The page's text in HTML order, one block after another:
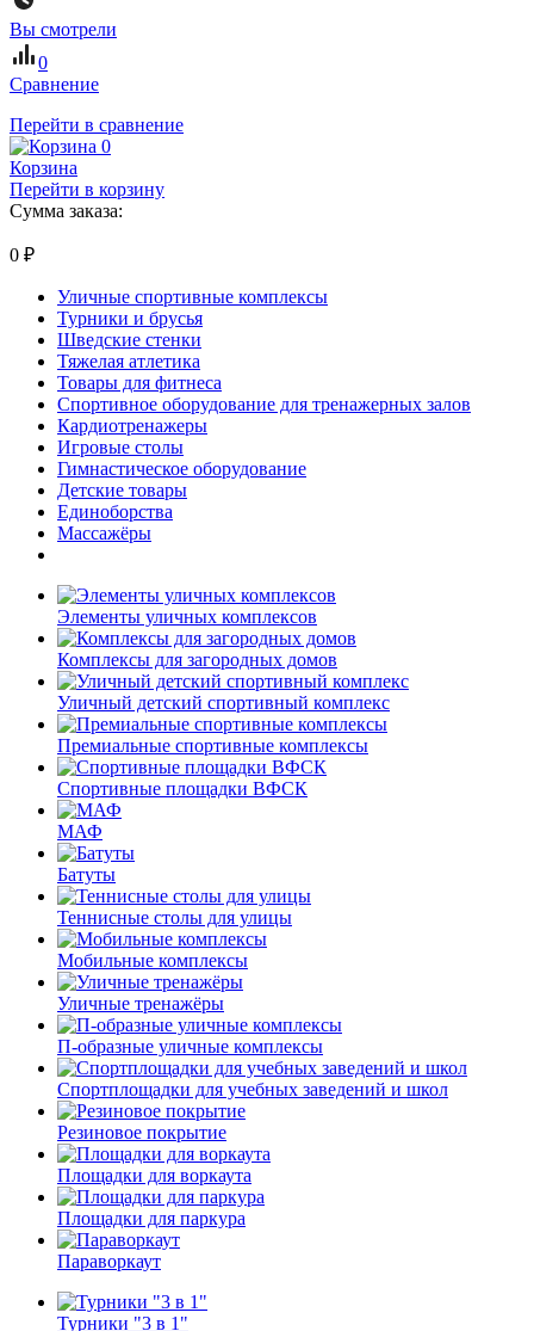
Вы смотрели
0
Сравнение
Перейти в сравнение
0
Корзина
Перейти в корзину
Сумма заказа:
0 ₽
Уличные спортивные комплексы
Турники и брусья
Шведские стенки
Тяжелая атлетика
Товары для фитнеса
Спортивное оборудование для тренажерных залов
Кардиотренажеры
Игровые столы
Гимнастическое оборудование
Детские товары
Единоборства
Массажёры
Элементы уличных комплексов
Комплексы для загородных домов
Уличный детский спортивный комплекс
Премиальные спортивные комплексы
Спортивные площадки ВФСК
МАФ
Батуты
Теннисные столы для улицы
Мобильные комплексы
Уличные тренажёры
П-образные уличные комплексы
Спортплощадки для учебных заведений и школ
Резиновое покрытие
Площадки для воркаута
Площадки для паркура
Параворкаут
Турники "3 в 1"